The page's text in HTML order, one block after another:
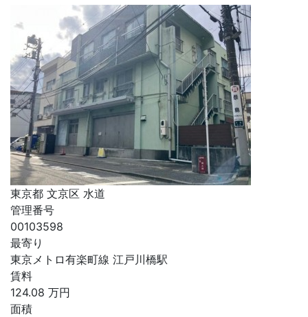
東京都 文京区 水道
管理番号
00103598
最寄り
東京メトロ有楽町線 江戸川橋駅
賃料
124.08 万円
面積